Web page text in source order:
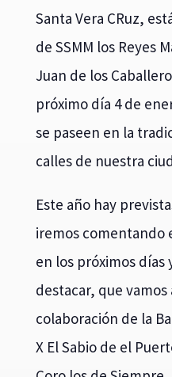
Santa Vera CRuz,
de SSMM los Reyes
Juan de los
próximo día 4 de
se paseen en la
calles de nuestra
Este año hay
iremos comentando
en los próximos
destacar, que
colaboración de la
X El Sabio de el